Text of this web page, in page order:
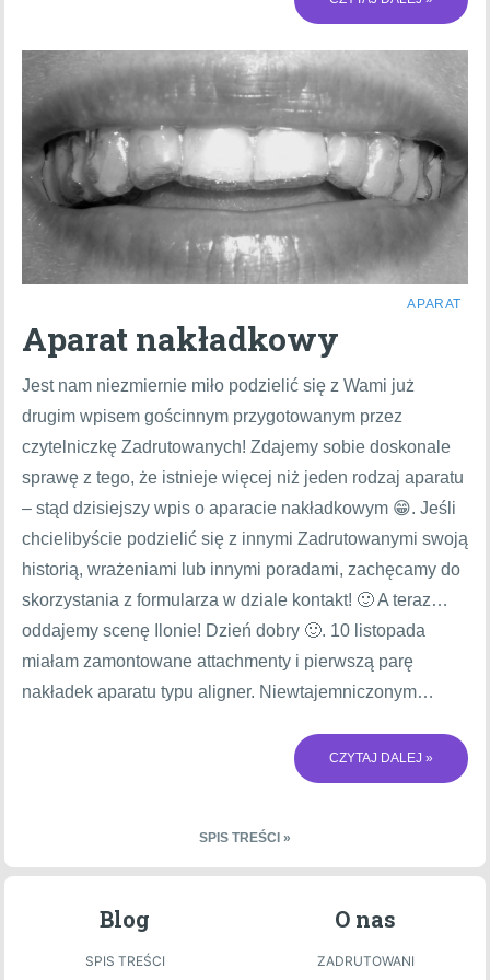
APARAT
Aparat nakładkowy
Jest nam niezmiernie miło podzielić się z Wami już
drugim wpisem gościnnym przygotowanym przez
czytelniczkę Zadrutowanych! Zdajemy sobie doskonale
sprawę z tego, że istnieje więcej niż jeden rodzaj aparatu
– stąd dzisiejszy wpis o aparacie nakładkowym 😁. Jeśli
chcielibyście podzielić się z innymi Zadrutowanymi swoją
historią, wrażeniami lub innymi poradami, zachęcamy do
skorzystania z formularza w dziale kontakt! 🙂 A teraz…
oddajemy scenę Ilonie! Dzień dobry 🙂. 10 listopada
miałam zamontowane attachmenty i pierwszą parę
nakładek aparatu typu aligner. Niewtajemniczonym…
CZYTAJ DALEJ »
SPIS TREŚCI »
Blog
SPIS TREŚCI
O nas
ZADRUTOWANI